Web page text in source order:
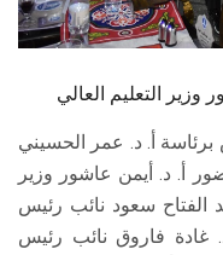
الموظفون
الزائـرونالتعليم العالي
أ. د. عمر الحسيني
أ. د. أيمن عاشور وزير
الفتاح سعود نائب رئيس
غادة فاروق نائب رئيس